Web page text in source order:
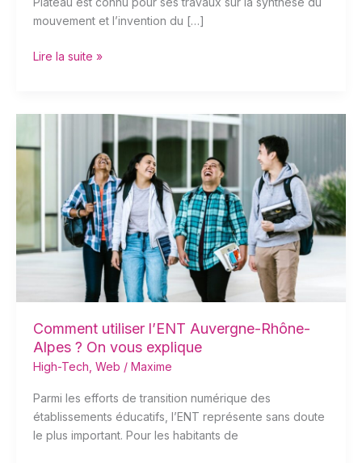
mouvement et l’invention du […]
Lire la suite »
Comment utiliser l’ENT Auvergne-Rhône-
Alpes ? On vous explique
High-Tech, Web / Maxime
Parmi les efforts de transition numérique des
établissements éducatifs, l’ENT représente sans doute
le plus important. Pour les habitants de
Auvergne-
Rhône-
Alpes
On